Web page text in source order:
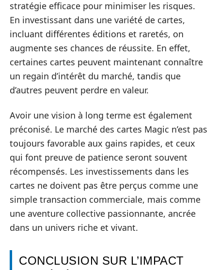
stratégie efficace pour minimiser les risques.
En investissant dans une variété de cartes,
incluant différentes éditions et raretés, on
augmente ses chances de réussite. En effet,
certaines cartes peuvent maintenant connaître
un regain d’intérêt du marché, tandis que
d’autres peuvent perdre en valeur.
Avoir une vision à long terme est également
préconisé. Le marché des cartes Magic n’est pas
toujours favorable aux gains rapides, et ceux
qui font preuve de patience seront souvent
récompensés. Les investissements dans les
cartes ne doivent pas être perçus comme une
simple transaction commerciale, mais comme
une aventure collective passionnante, ancrée
dans un univers riche et vivant.
CONCLUSION SUR L’IMPACT